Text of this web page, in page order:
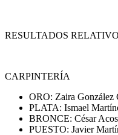
RESULTADOS
CARPINTERÍA
ORO: Zaira González
PLATA: Ismael
BRONCE: César
PUESTO: Javier